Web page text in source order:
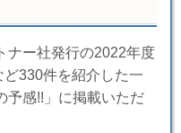
ナー社発行の2022年度
330件を紹介した一
予感!!」に掲載いただ